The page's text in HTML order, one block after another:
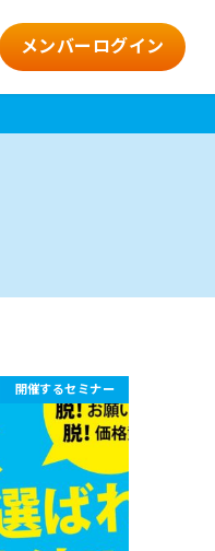
メンバーログイン
開催するセミナー